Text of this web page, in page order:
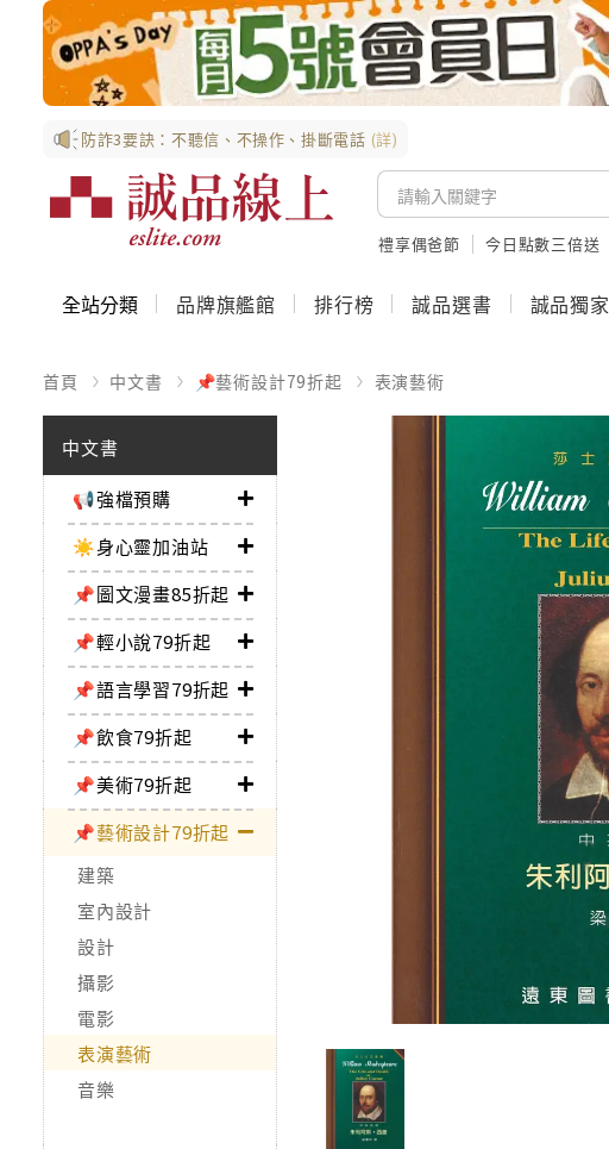
防詐3要訣：不聽信、不操作、掛斷電話 (詳)
禮享偶爸節 今日點數三倍送
全站分類 品牌旗艦館 排行榜 誠品選書 誠品獨家
首頁 中文書 📌藝術設計79折起 表演藝術
中文書
📢強檔預購
☀️身心靈加油站
📌圖文漫畫85折起
📌輕小說79折起
📌語言學習79折起
📌飲食79折起
📌美術79折起
📌藝術設計79折起
建築
室內設計
設計
攝影
電影
表演藝術
音樂